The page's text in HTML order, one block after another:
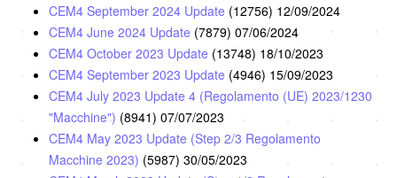
CEM4 September 2024 Update (12756) 12/09/2024
CEM4 June 2024 Update (7879) 07/06/2024
CEM4 October 2023 Update (13748) 18/10/2023
CEM4 September 2023 Update (4946) 15/09/2023
CEM4 July 2023 Update 4 (Regolamento (UE) 2023/1230
"Macchine") (8941) 07/07/2023
CEM4 May 2023 Update (Step 2/3 Regolamento
Macchine 2023) (5987) 30/05/2023